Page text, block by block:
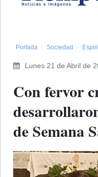
Portada Sociedad
Lunes 21 de Abril de
​Con fervor
de Semana